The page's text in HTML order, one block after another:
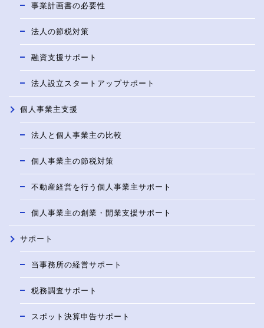
事業計画書の必要性
法人の節税対策
融資支援サポート
法人設立スタートアップサポート
個人事業主支援
法人と個人事業主の比較
個人事業主の節税対策
不動産経営を行う個人事業主サポート
個人事業主の創業・開業支援サポート
サポート
当事務所の経営サポート
税務調査サポート
スポット決算申告サポート